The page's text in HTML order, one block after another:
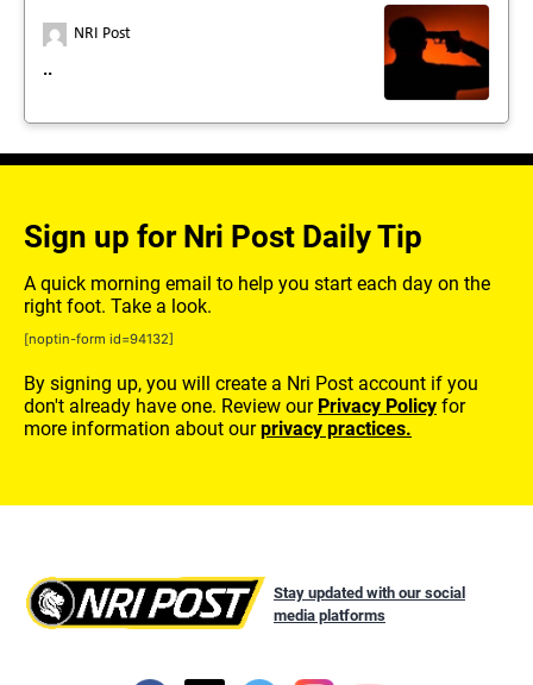
NRI Post
..
Sign up for Nri Post Daily Tip
A quick morning email to help you start each day on the
right foot. Take a look.
[noptin-form id=94132]
By signing up, you will create a Nri Post account if you
don't already have one. Review our Privacy Policy for
more information about ourprivacy practices.
Stay updated with our social
media platforms